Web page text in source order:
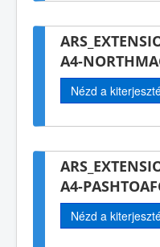
A4-
Nézd a
A4-
Nézd a